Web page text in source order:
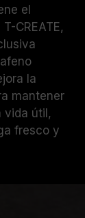
el
CREATE,
la
mantener
vida útil,
fresco y